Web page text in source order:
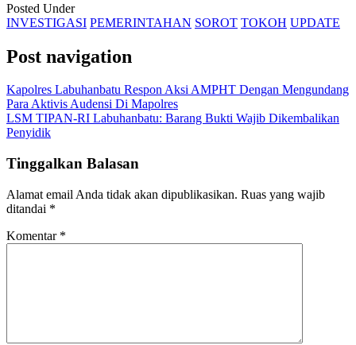
Posted Under
INVESTIGASI PEMERINTAHAN SOROT TOKOH UPDATE
Post navigation
Kapolres Labuhanbatu Respon Aksi AMPHT Dengan Mengundang
Para Aktivis Audensi Di Mapolres
LSM TIPAN-RI Labuhanbatu: Barang Bukti Wajib Dikembalikan
Penyidik
Tinggalkan Balasan
Alamat email Anda tidak akan dipublikasikan. Ruas yang wajib
ditandai *
Komentar *